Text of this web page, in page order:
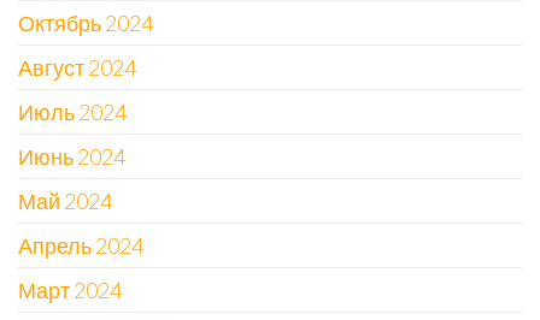
Октябрь 2024
Август 2024
Июль 2024
Июнь 2024
Май 2024
Апрель 2024
Март 2024